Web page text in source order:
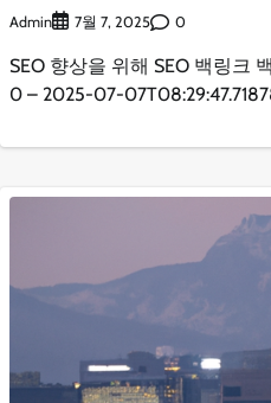
Admin 7월 7, 2025 0
SEO 향상을 위해 SEO 백링크
0 – 2025-07-